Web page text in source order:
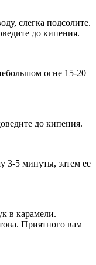
слегка подсолите.
до кипения.
огне 15-20
до кипения.
3-5 минуты, затем ее
в карамели.
Приятного вам